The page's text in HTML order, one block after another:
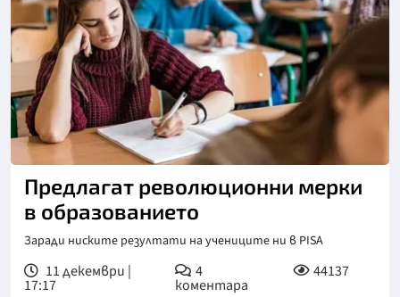
Предлагат революционни мерки
в образованието
Заради ниските резултати на учениците ни в PISA
11 декември |
17:17
4
коментара
44137